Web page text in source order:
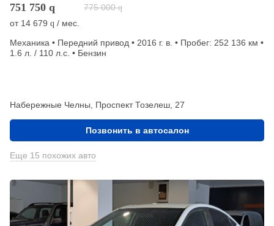
751 750 q 775 000 q
от 14 679 q / мес.
Механика • Передний привод • 2016 г. в. • Пробег: 252 136 км •
1.6 л. / 110 л.с. • Бензин
Набережные Челны, Проспект Тозелеш, 27
Позвонить в автосалон
Еще 15 похожих авто